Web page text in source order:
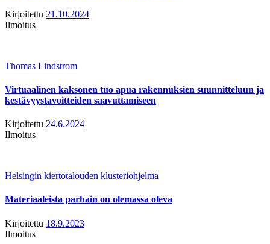
Kirjoitettu 21.10.2024
Ilmoitus
Thomas Lindstrom
Virtuaalinen kaksonen tuo apua rakennuksien suunnitteluun ja
kestävyystavoitteiden saavuttamiseen
Kirjoitettu 24.6.2024
Ilmoitus
Helsingin kiertotalouden klusteriohjelma
Materiaaleista parhain on olemassa oleva
Kirjoitettu 18.9.2023
Ilmoitus